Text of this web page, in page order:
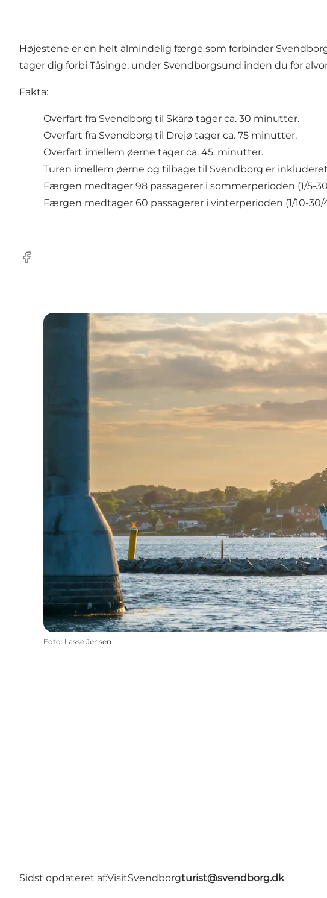
Højestene er en helt almindelig færge som forbinder
tager dig forbi Tåsinge, under Svendborgsund inden du for
Fakta:
Overfart fra Svendborg til Skarø tager ca. 30 minutter.
Overfart fra Svendborg til Drejø tager ca. 75 minutter.
Overfart imellem øerne tager ca. 45. minutter.
Turen imellem øerne og tilbage til Svendborg er
Færgen medtager 98 passagerer i sommerperioden (1/5-
Færgen medtager 60 passagerer i vinterperioden (1/10-
Facebook
Foto: Lasse Jensen
Sidst opdateret af:VisitSvendborgturist@svendborg.dk